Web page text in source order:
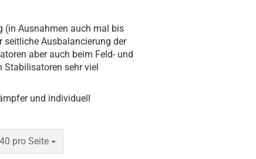
(in Ausnahmen auch mal bis
seitliche Ausbalancierung der
aber auch beim Feld- und
Stabilisatoren sehr viel
und individuell
40 pro Seite
pro Seite